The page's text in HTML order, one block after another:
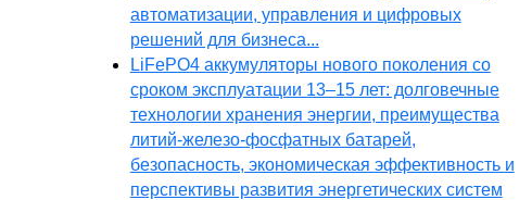
автоматизации, управления и цифровых
решений для бизнеса...
LiFePO4 аккумуляторы нового поколения со
сроком эксплуатации 13–15 лет: долговечные
технологии хранения энергии, преимущества
литий-железо-фосфатных батарей,
безопасность, экономическая эффективность и
перспективы развития энергетических систем